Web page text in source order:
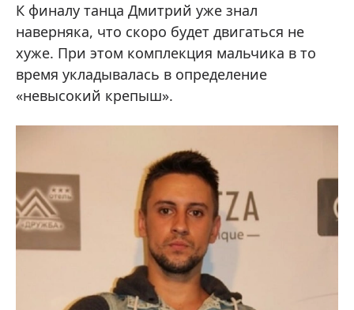
К финалу танца Дмитрий уже знал
наверняка, что скоро будет двигаться не
хуже. При этом комплекция мальчика в то
время укладывалась в определение
«невысокий крепыш».